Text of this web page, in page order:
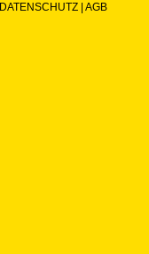
DATENSCHUTZ AGB